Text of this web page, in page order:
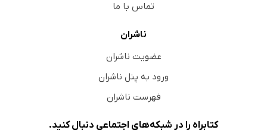
تماس با ما
ناشران
عضویت ناشران
ورود به پنل ناشران
فهرست ناشران
کتابراه را در شبکه‌های اجتماعی دنبال کنید.